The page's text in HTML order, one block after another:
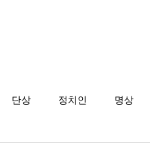
단상 정치인 명상